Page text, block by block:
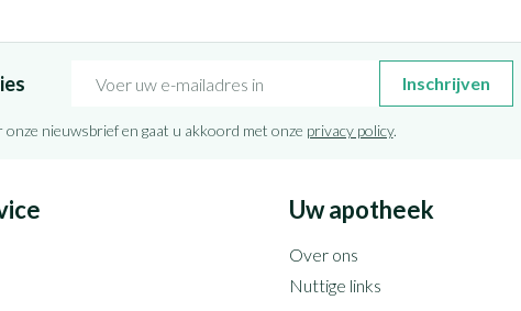
Inschrijven
nieuwsbrief en gaat u akkoord met onze privacy policy.
Uw apotheek
Over ons
Nuttige links